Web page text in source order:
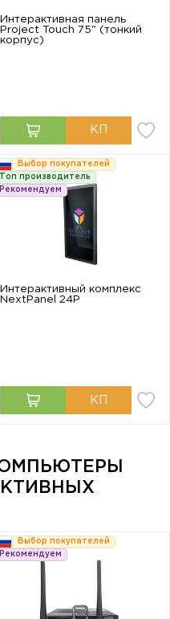
Интерактивная панель
Project Touch 75" (тонкий
корпус)
Выбор покупателей
Топ производитель
Рекомендуем
Интерактивный комплекс
NextPanel 24P
Выбор покупателей
Рекомендуем